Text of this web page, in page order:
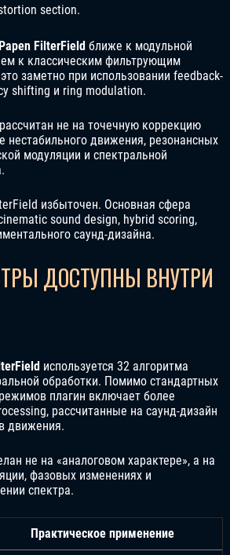
section.
FilterField ближе к модульной
к классическим фильтрующим
заметно при использовании feedback-
shifting и ring modulation.
не на точечную коррекцию
нестабильного движения, резонансных
модуляции и спектральной
избыточен. Основная сфера
sound design, hybrid scoring,
саунд-дизайна.
ДОСТУПНЫ ВНУТРИ
используется 32 алгоритма
обработки. Помимо стандартных
плагин включает более
рассчитанные на саунд-дизайн
движения.
не на «аналоговом характере», а на
фазовых изменениях и
спектра.
Практическое применение